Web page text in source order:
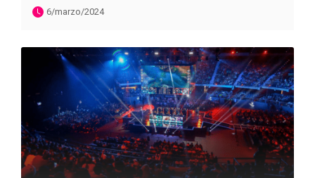
6/marzo/2024